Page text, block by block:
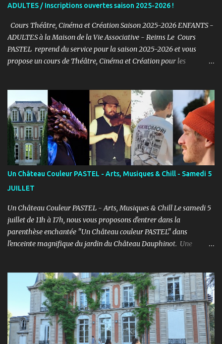
ADULTES / Inscriptions ouvertes saison 2025-2026 !
Cours Théâtre, Cinéma et Création Saison 2025-2026 ENFANTS -
ADULTES à la Maison de la Vie Associative - Reims Le Cours
PASTEL reprend du service pour la saison 2025-2026 et vous
propose un cours de Théâtre, Cinéma et Création pour les
d’élèves au Studio PASTEL anciennement, le Cours PASTEL revient
à la Maison de la Vie Associative dans une salle de 150m2 pour
pratiquer confortablement avec des élèves passionnés et curieux
d’apprendre. COURS ENFANTS Notre volonté : permettre
l'épanouissement de l'enfant à travers cet art, qu'il puisse s'exprimer
et prendre confiance en lui en prenant du plaisir dans un cadre
bienveillant. PROGRAMME ENFANTS : Pendant le 1er semestre, les
enfants découvriront le jeu d’acteur théâtre et cinéma à travers des
exercices d’improvisation, émotionnels, de concentration, d’écoute,
d...
Un Château Couleur PASTEL - Arts, Musiques & Chill - Samedi 5
JUILLET
Un Château Couleur PASTEL - Arts, Musiques & Chill Le samedi 5
juillet de 11h à 17h, nous vous proposons d'entrer dans la
parenthèse enchantée "Un Château couleur PASTEL" dans
l'enceinte magnifique du jardin du Château Dauphinot. Une
PUBLIC “Saxo et la forêt de Memoria” - Conte théâtral
merveilleux 12h à 14h : Concert Pique-Nique “SWING” avec Léo
Mathieu et Rémi Costa - Jazz manouche, reprises internationales
11h à 17h : Marché artistique avec : LES CROQUEUZES, RUCKAS
STUDIO, LGM-1, CAPUCINE FERTÉ, La Musique et les Mots /
Aurélie Pattier et LES PETITS PIEDS. 12h à 17h : Atelier de